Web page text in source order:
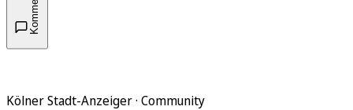
Kölner Stadt-Anzeiger · Community